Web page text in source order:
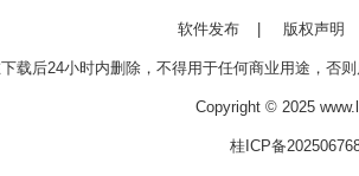
软件发布 版权声明
载后24小时内删除，不得用于任何商业用途，否
Copyright © 2025
桂ICP备